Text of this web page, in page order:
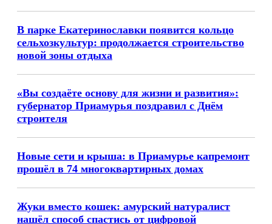
В парке Екатеринославки появится кольцо
сельхозкультур: продолжается строительство
новой зоны отдыха
«Вы создаёте основу для жизни и развития»:
губернатор Приамурья поздравил с Днём
строителя
Новые сети и крыша: в Приамурье капремонт
прошёл в 74 многоквартирных домах
Жуки вместо кошек: амурский натуралист
нашёл способ спастись от цифровой